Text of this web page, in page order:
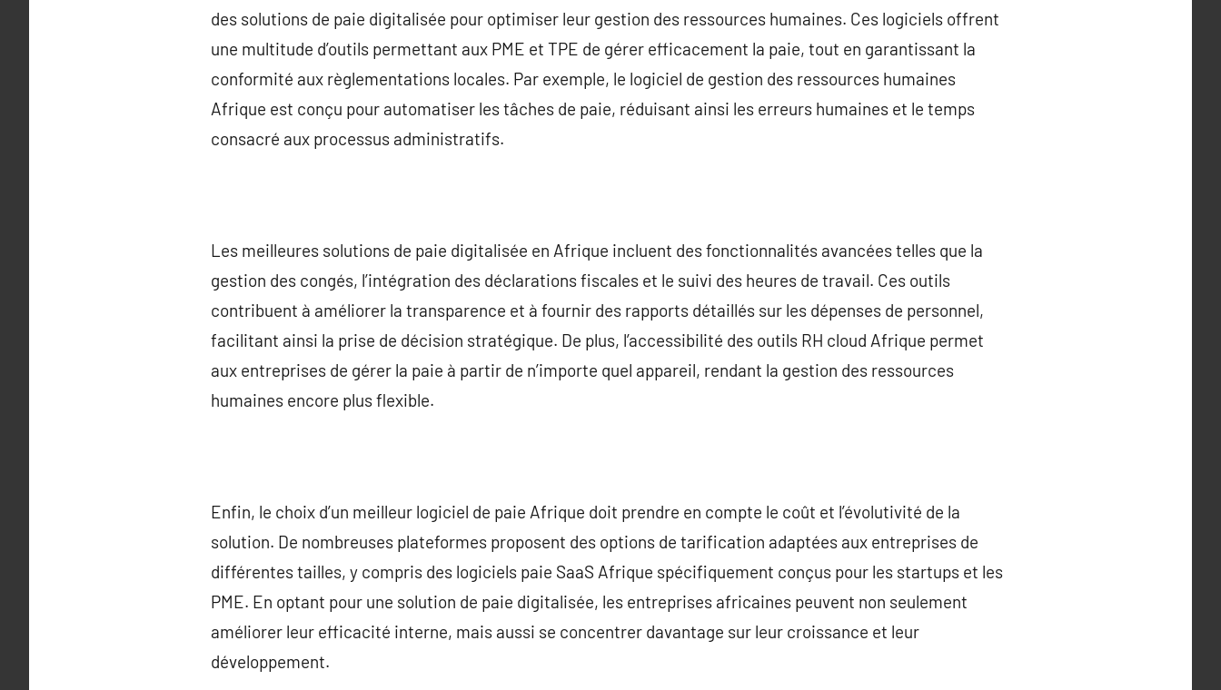
des solutions de paie digitalisée pour optimiser leur gestion des ressources humaines. Ces logiciels offrent
une multitude d’outils permettant aux PME et TPE de gérer efficacement la paie, tout en garantissant la
conformité aux règlementations locales. Par exemple, le logiciel de gestion des ressources humaines
Afrique est conçu pour automatiser les tâches de paie, réduisant ainsi les erreurs humaines et le temps
consacré aux processus administratifs.
Les meilleures solutions de paie digitalisée en Afrique incluent des fonctionnalités avancées telles que la
gestion des congés, l’intégration des déclarations fiscales et le suivi des heures de travail. Ces outils
contribuent à améliorer la transparence et à fournir des rapports détaillés sur les dépenses de personnel,
facilitant ainsi la prise de décision stratégique. De plus, l’accessibilité des outils RH cloud Afrique permet
aux entreprises de gérer la paie à partir de n’importe quel appareil, rendant la gestion des ressources
humaines encore plus flexible.
Enfin, le choix d’un meilleur logiciel de paie Afrique doit prendre en compte le coût et l’évolutivité de la
solution. De nombreuses plateformes proposent des options de tarification adaptées aux entreprises de
différentes tailles, y compris des logiciels paie SaaS Afrique spécifiquement conçus pour les startups et les
PME. En optant pour une solution de paie digitalisée, les entreprises africaines peuvent non seulement
améliorer leur efficacité interne, mais aussi se concentrer davantage sur leur croissance et leur
développement.